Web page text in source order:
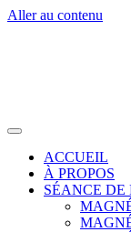
Aller au contenu
ACCUEIL
À PROPOS
SÉANCE